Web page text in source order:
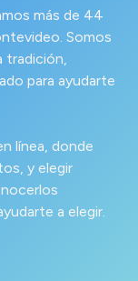
más de 44
Somos
tradición,
para ayudarte
línea, donde
y elegir
a elegir.